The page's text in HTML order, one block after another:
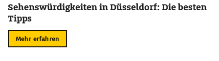
Sehenswürdigkeiten in Düsseldorf: Die besten
Tipps
Mehr erfahren